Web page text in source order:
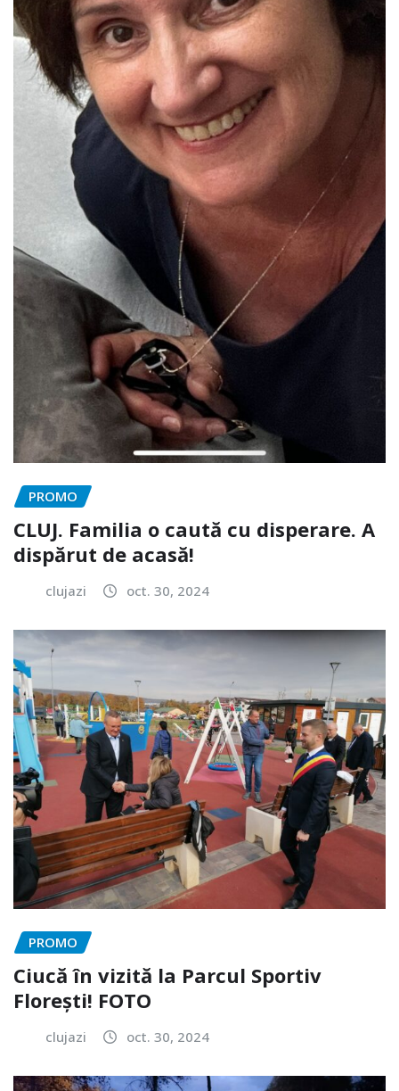
PROMO
CLUJ. Familia o caută cu disperare. A
dispărut de acasă!
clujazi oct. 30, 2024
PROMO
Ciucă în vizită la Parcul Sportiv
Florești! FOTO
clujazi oct. 30, 2024